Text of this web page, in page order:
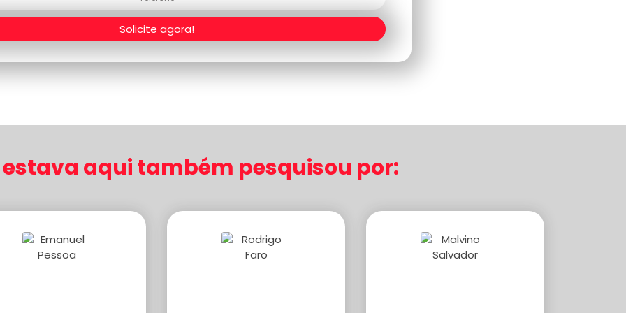
Solicite agora!
aqui também pesquisou por: